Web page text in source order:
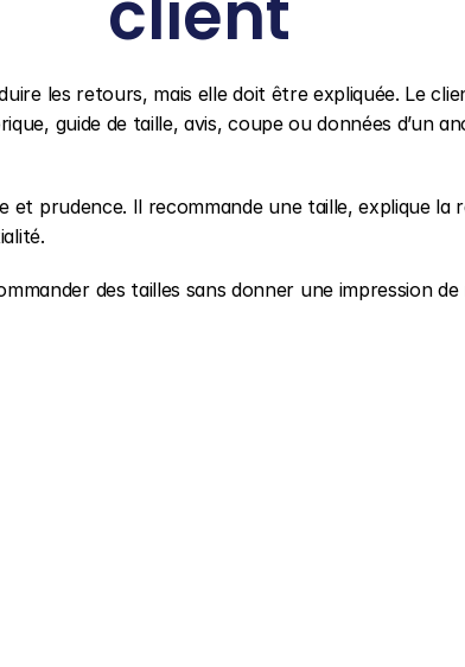
les retours, mais elle doit être expliquée. Le
guide de taille, avis, coupe ou données d’un
prudence. Il recommande une taille, explique la
des tailles sans donner une impression de